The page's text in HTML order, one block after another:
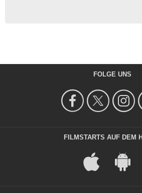
FOLGE UNS
FILMSTARTS AUF DEM